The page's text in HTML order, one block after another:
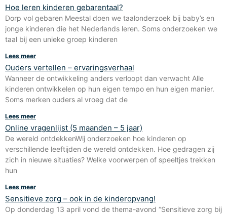
Hoe leren kinderen gebarentaal?
Dorp vol gebaren Meestal doen we taalonderzoek bij baby’s en
jonge kinderen die het Nederlands leren. Soms onderzoeken we
taal bij een unieke groep kinderen
Lees meer
Ouders vertellen – ervaringsverhaal
Wanneer de ontwikkeling anders verloopt dan verwacht Alle
kinderen ontwikkelen op hun eigen tempo en hun eigen manier.
Soms merken ouders al vroeg dat de
Lees meer
Online vragenlijst (5 maanden – 5 jaar)
De wereld ontdekkenWij onderzoeken hoe kinderen op
verschillende leeftijden de wereld ontdekken. Hoe gedragen zij
zich in nieuwe situaties? Welke voorwerpen of speeltjes trekken
hun
Lees meer
Sensitieve zorg – ook in de kinderopvang!
Op donderdag 13 april vond de thema-avond “Sensitieve zorg bij